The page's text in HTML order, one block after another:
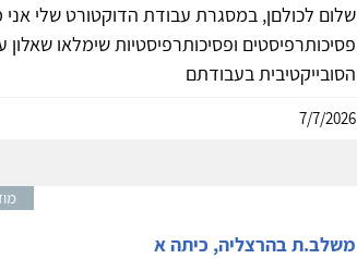
שלום לכולםן, במסגרת עבודת הדוקטורט שלי
פסיכותרפיסטים ופסיכותרפיסטיות שימלאו שאלון
הסובייקטיבית בעבודתם
7/7/2026
משלב.ת בהרצליה, כיתה א